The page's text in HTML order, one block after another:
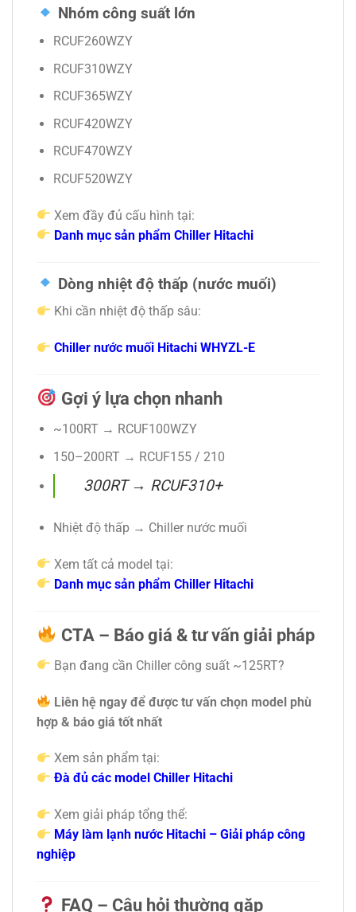
Nhóm công suất lớn
RCUF260WZY
RCUF310WZY
RCUF365WZY
RCUF420WZY
RCUF470WZY
RCUF520WZY
Xem đầy đủ cấu hình tại:
Danh mục sản phẩm Chiller Hitachi
Dòng nhiệt độ thấp (nước muối)
Khi cần nhiệt độ thấp sâu:
Chiller nước muối Hitachi WHYZL-E
Gợi ý lựa chọn nhanh
~100RT → RCUF100WZY
150–200RT → RCUF155 / 210
300RT → RCUF310+
Nhiệt độ thấp → Chiller nước muối
Xem tất cả model tại:
Danh mục sản phẩm Chiller Hitachi
CTA – Báo giá & tư vấn giải pháp
Bạn đang cần Chiller công suất ~125RT?
Liên hệ ngay để được tư vấn chọn model phù
hợp & báo giá tốt nhất
Xem sản phẩm tại:
Đà đủ các model Chiller Hitachi
Xem giải pháp tổng thể:
Máy làm lạnh nước Hitachi – Giải pháp công
nghiệp
FAQ – Câu hỏi thường gặp